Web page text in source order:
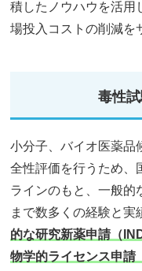
積したノウハウを活用
場投入コストの削減を
毒性
小分子、バイオ医薬品
全性評価を行うため、
ラインのもと、一般的
まで数多くの経験と実
的な研究新薬申請（
物学的ライセンス申請